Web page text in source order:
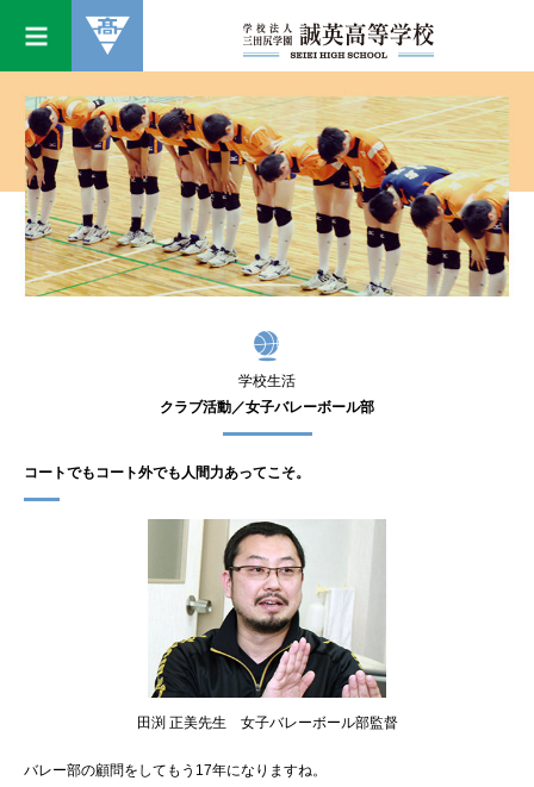
学校生活
クラブ活動／女子バレーボール部
コートでもコート外でも人間力あってこそ。
田渕 正美先生 女子バレーボール部監督
バレー部の顧問をしてもう17年になりますね。